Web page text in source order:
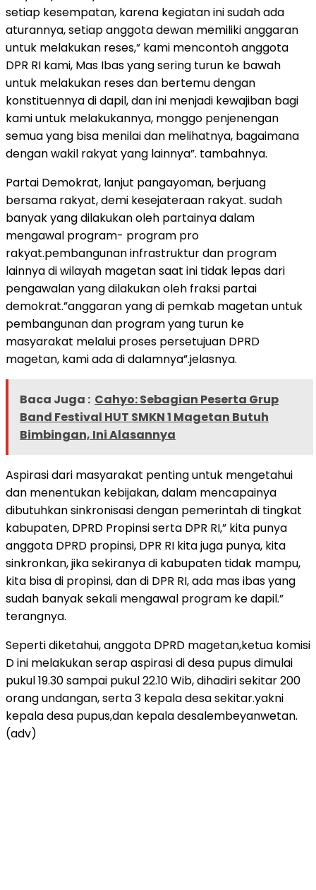
setiap kesempatan, karena kegiatan ini sudah ada
aturannya, setiap anggota dewan memiliki anggaran
untuk melakukan reses,” kami mencontoh anggota
DPR RI kami, Mas Ibas yang sering turun ke bawah
untuk melakukan reses dan bertemu dengan
konstituennya di dapil, dan ini menjadi kewajiban bagi
kami untuk melakukannya, monggo penjenengan
semua yang bisa menilai dan melihatnya, bagaimana
dengan wakil rakyat yang lainnya”. tambahnya.
Partai Demokrat, lanjut pangayoman, berjuang
bersama rakyat, demi kesejateraan rakyat. sudah
banyak yang dilakukan oleh partainya dalam
mengawal program- program pro
rakyat.pembangunan infrastruktur dan program
lainnya di wilayah magetan saat ini tidak lepas dari
pengawalan yang dilakukan oleh fraksi partai
demokrat.”anggaran yang di pemkab magetan untuk
pembangunan dan program yang turun ke
masyarakat melalui proses persetujuan DPRD
magetan, kami ada di dalamnya”.jelasnya.
Baca Juga : Cahyo: Sebagian Peserta Grup
Band Festival HUT SMKN 1 Magetan Butuh
Bimbingan, Ini Alasannya
Aspirasi dari masyarakat penting untuk mengetahui
dan menentukan kebijakan, dalam mencapainya
dibutuhkan sinkronisasi dengan pemerintah di tingkat
kabupaten, DPRD Propinsi serta DPR RI,” kita punya
anggota DPRD propinsi, DPR RI kita juga punya, kita
sinkronkan, jika sekiranya di kabupaten tidak mampu,
kita bisa di propinsi, dan di DPR RI, ada mas ibas yang
sudah banyak sekali mengawal program ke dapil.”
terangnya.
Seperti diketahui, anggota DPRD magetan,ketua komisi
D ini melakukan serap aspirasi di desa pupus dimulai
pukul 19.30 sampai pukul 22.10 Wib, dihadiri sekitar 200
orang undangan, serta 3 kepala desa sekitar.yakni
kepala desa pupus,dan kepala desalembeyanwetan.
(adv)